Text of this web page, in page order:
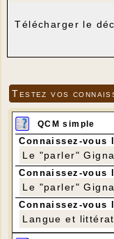
Télécharger le
Testez vos
QCM simple
Connaissez-vous
Le "parler"
Connaissez-vous
Le "parler"
Connaissez-vous
Langue et